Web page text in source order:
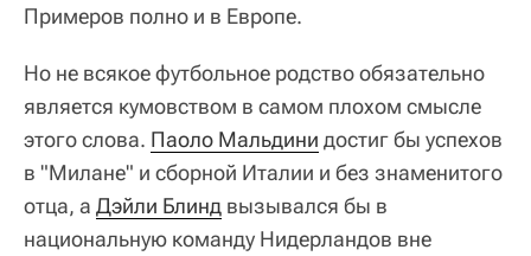
Примеров полно и в Европе.
Но не всякое футбольное родство обязательно
является кумовством в самом плохом смысле
этого слова. Паоло Мальдини достиг бы успехов
в "Милане" и сборной Италии и без знаменитого
отца, а Дэйли Блинд вызывался бы в
национальную команду Нидерландов вне